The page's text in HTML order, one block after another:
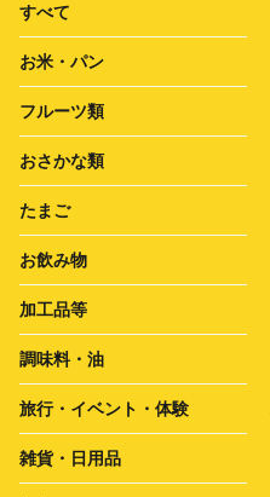
すべて
お米・パン
フルーツ類
おさかな類
たまご
お飲み物
加工品等
調味料・油
旅行・イベント・体験
雑貨・日用品